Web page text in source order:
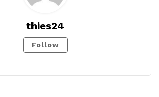
thies24
Follow